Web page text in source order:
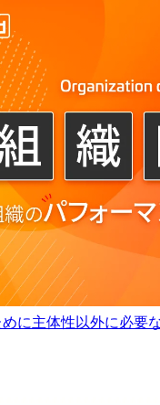
に主体性以外に必要